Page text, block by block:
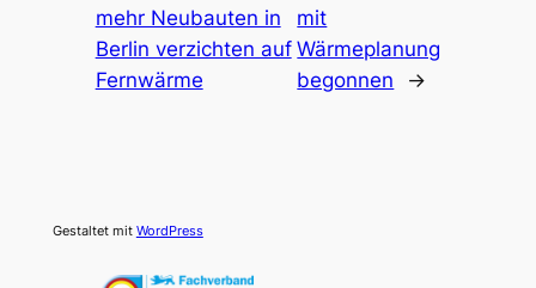
mehr Neubauten in
Berlin verzichten auf
Fernwärme
mit
Wärmeplanung
begonnen
→
Gestaltet mit WordPress